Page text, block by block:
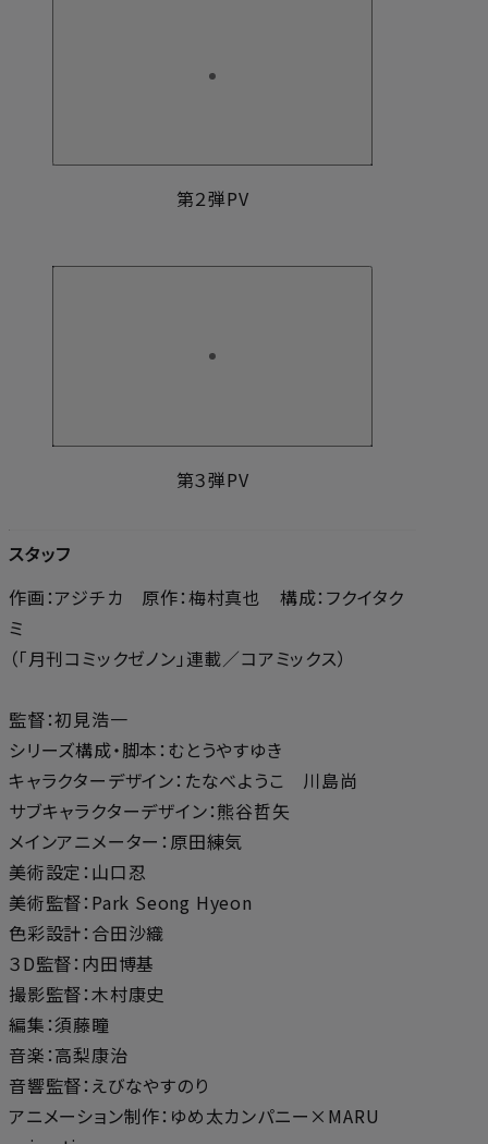
第２弾PV
第３弾PV
スタッフ
作画：アジチカ 原作：梅村真也 構成：フクイタク
ミ
（「月刊コミックゼノン」連載／コアミックス）
監督：初見浩一
シリーズ構成・脚本：むとうやすゆき
キャラクターデザイン：たなべようこ 川島尚
サブキャラクターデザイン：熊谷哲矢
メインアニメーター：原田練気
美術設定：山口忍
美術監督：Park Seong Hyeon
色彩設計：合田沙織
３D監督：内田博基
撮影監督：木村康史
編集：須藤瞳
音楽：高梨康治
音響監督：えびなやすのり
アニメーション制作：ゆめ太カンパニー×MARU